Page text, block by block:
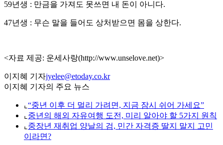
59년생 : 만금을 가져도 못쓰면 내 돈이 아니다.
47년생 : 무슨 말을 들어도 상처받으면 몸을 상한다.
<자료 제공: 운세사랑(http://www.unselove.net)>
이지혜 기자jyelee@etoday.co.kr
이지혜 기자의 주요 뉴스
⌞ “중년 이후 더 멀리 가려면, 지금 잠시 쉬어 가세요”
⌞ 중년의 해외 자유여행 도전, 미리 알아야 할 5가지 원칙
⌞ 중장년 재취업 양날의 검, 민간 자격증 딸지 말지 고민
이라면?